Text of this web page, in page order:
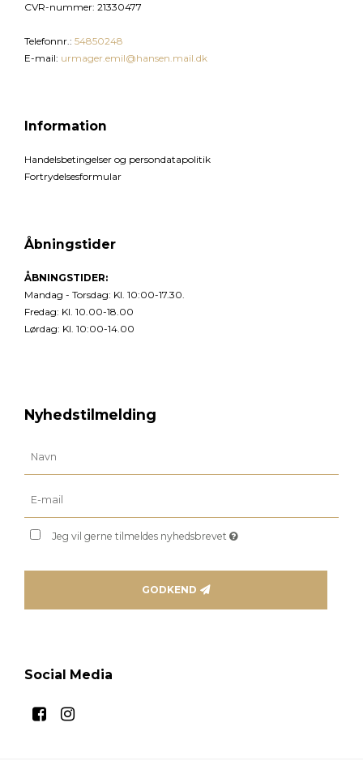
CVR-nummer: 21330477
Telefonnr.: 54850248
E-mail: urmager.emil@hansen.mail.dk
Information
Handelsbetingelser og persondatapolitik
Fortrydelsesformular
Åbningstider
ÅBNINGSTIDER:
Mandag - Torsdag: Kl. 10:00-17.30.
Fredag: Kl. 10.00-18.00
Lørdag: Kl. 10:00-14.00
Nyhedstilmelding
Jeg vil gerne tilmeldes nyhedsbrevet
GODKEND
Social Media